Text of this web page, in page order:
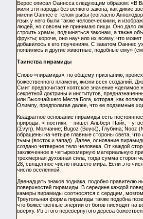
Берос описал Оаннсса следующим образом: «В
жили эти народы без всякого закона, как дикие
имени Оаннес с телом рыбы (согласно
язык у него были также человеческими, и
людей, но совсем не принимаю пищи. Оно дало
строить храмы, подчиняться законам, а также
фрукты; короче, оно научило их всему, что
добавилось к его поучениям. С закатом Оаннес
появились и другие животные, подобные ему»
Таинства пирамиды
Слово «пирамида», по общему признанию,
божественного пламени, жизни всех созданий.
Смит предпочитает коптское значение
секретной доктрины и институтов,
или Высочайшего Места Бога, которая, как
Олимпу, предполагая далее, что ее подземные
Квадратное основание пирамиды есть
природы. «Гностики, – пишет Альберт Пайк, –
(Σνγη), Молчание; Bugoz (Βυγοζ), Глубина; Nooz
обращены на четыре главные стороны света, что
тьмы (восток и запад). Далее, основание
создано четверное тело человека. От каждой
заключенное в четырехмерную материальную
трехмерная духовная сила, тогда сумма сторон
28, священное число низшего мира. Если это
число вселенной.
Двенадцать знаков зодиака, подобно правителю
поверхностей пирамиды. В середине каждой
камеры пирамиды соотносятся с сердцем,
Треугольная форма пирамиды также подобна
что божественные энергии от богов нисходят на
вверху. Из этого перевернутого дерева